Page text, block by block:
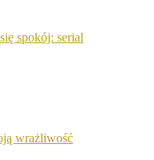
spokój: serial
wrażliwość